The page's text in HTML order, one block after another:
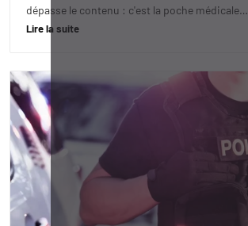
dépasse le contenu : c'est la poche médicale…
Lire la suite